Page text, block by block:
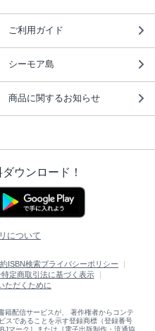
ご利用ガイド
シーモア島
商品に関するお知らせ
ウンロード！
について
ISBN検索プライバシーポリシー
特定商取引法に基づく表示
ただくために
籍配信サービスが、 著作権者からコンテ
スであることを示す登録商標（登録番号
マーク］または［電子出版制作・流通協